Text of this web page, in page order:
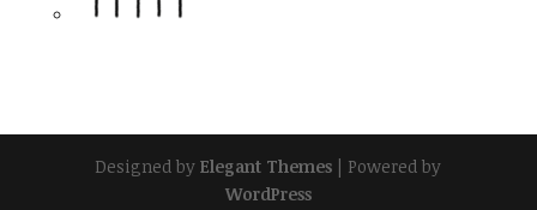
Designed byElegant Themes | Powered by
WordPress